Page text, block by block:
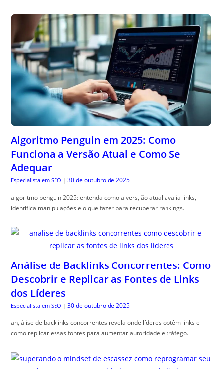
Algoritmo Penguin em 2025: Como
Funciona a Versão Atual e Como Se
Adequar
Especialista em SEO | 30 de outubro de 2025
algoritmo penguin 2025: entenda como a vers, ão atual avalia links,
identifica manipulações e o que fazer para recuperar rankings.
Análise de Backlinks Concorrentes: Como
Descobrir e Replicar as Fontes de Links
dos Líderes
Especialista em SEO | 30 de outubro de 2025
an, álise de backlinks concorrentes revela onde líderes obtêm links e
como replicar essas fontes para aumentar autoridade e tráfego.